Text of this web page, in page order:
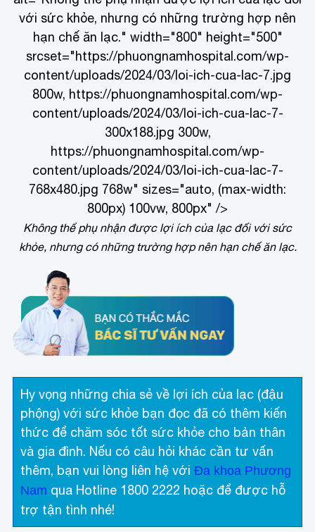
với sức khỏe, nhưng có những trường hợp nên
hạn chế ăn lạc." width="800" height="500"
srcset="https://phuongnamhospital.com/wp-
content/uploads/2024/03/loi-ich-cua-lac-7.jpg
800w, https://phuongnamhospital.com/wp-
content/uploads/2024/03/loi-ich-cua-lac-7-
300x188.jpg 300w,
https://phuongnamhospital.com/wp-
content/uploads/2024/03/loi-ich-cua-lac-7-
768x480.jpg 768w" sizes="auto, (max-width:
800px) 100vw, 800px" />
Không thể phụ nhận được lợi ích của lạc đối với sức
khỏe, nhưng có những trường hợp nên hạn chế ăn lạc.
Hy vọng những chia sẻ về lợi ích của lạc (đậu
phộng) với sức khỏe bạn đọc đã có thêm kiến
thức để chăm sóc tốt sức khỏe cho bản thân
và gia đình. Nếu có câu hỏi khác cần tư vấn
thêm, bạn vui lòng liên hệ vớiĐa khoa Phương
Nam qua Hotline 1800 2222 hoặc để được hỗ
trợ tận tình nhé!